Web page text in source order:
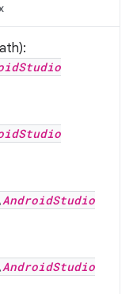
AndroidStudio
AndroidStudio